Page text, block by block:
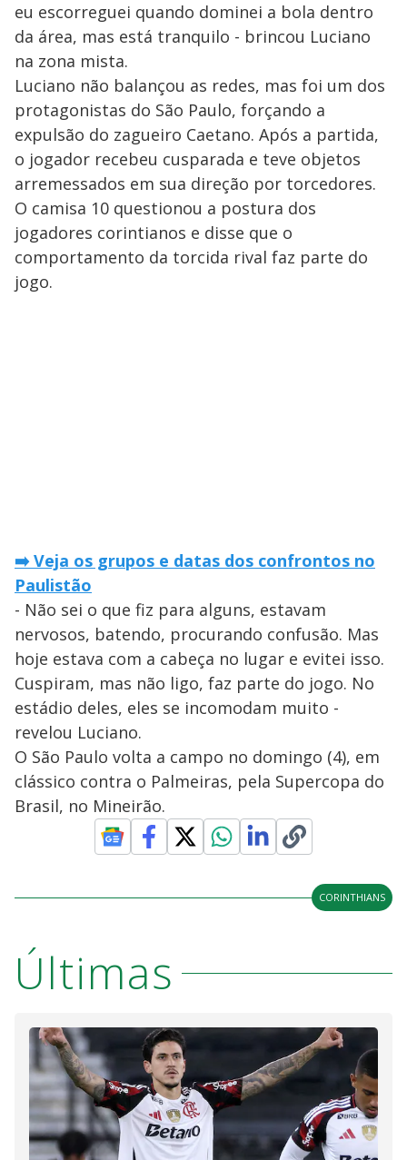
eu escorreguei quando dominei a bola dentro
da área, mas está tranquilo - brincou Luciano
na zona mista.
Luciano não balançou as redes, mas foi um dos
protagonistas do São Paulo, forçando a
expulsão do zagueiro Caetano. Após a partida,
o jogador recebeu cusparada e teve objetos
arremessados em sua direção por torcedores.
O camisa 10 questionou a postura dos
jogadores corintianos e disse que o
comportamento da torcida rival faz parte do
jogo.
➡️ Veja os grupos e datas dos confrontos no
Paulistão
- Não sei o que fiz para alguns, estavam
nervosos, batendo, procurando confusão. Mas
hoje estava com a cabeça no lugar e evitei isso.
Cuspiram, mas não ligo, faz parte do jogo. No
estádio deles, eles se incomodam muito -
revelou Luciano.
O São Paulo volta a campo no domingo (4), em
clássico contra o Palmeiras, pela Supercopa do
Brasil, no Mineirão.
CORINTHIANS
Últimas